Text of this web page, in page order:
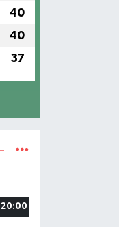
40
40
37
20:00